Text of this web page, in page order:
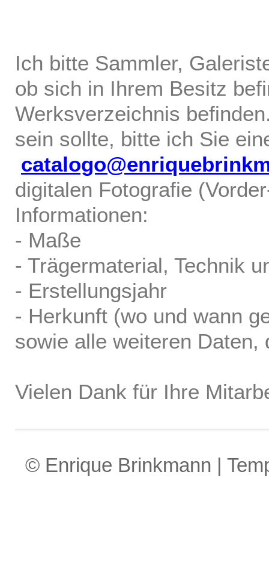
Ich bitte Sammler,
ob sich in Ihrem Besitz
Werksverzeichnis
sein sollte, bitte ich Sie
digitalen Fotografie
Informationen:
- Maße
- Trägermaterial, Technik
- Erstellungsjahr
- Herkunft (wo und wann
sowie alle weiteren
Vielen Dank für Ihre
© Enrique Brinkmann |